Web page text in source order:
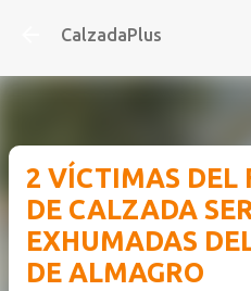
Ir al
CalzadaPlus
2 VÍCTIMAS DEL
DE CALZADA
EXHUMADAS
DE ALMAGRO